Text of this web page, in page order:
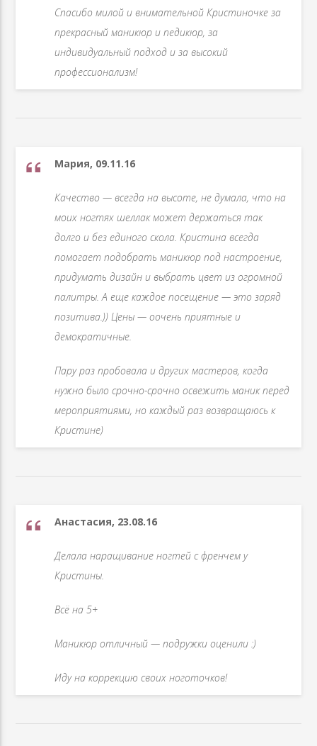
Спасибо милой и внимательной Кристиночке за
прекрасный маникюр и педикюр, за
индивидуальный подход и за высокий
профессионализм!
Мария, 09.11.16
Качество — всегда на высоте, не думала, что на
моих ногтях шеллак может держаться так
долго и без единого скола. Кристина всегда
помогает подобрать маникюр под настроение,
придумать дизайн и выбрать цвет из огромной
палитры. А еще каждое посещение — это заряд
позитива.)) Цены — оочень приятные и
демократичные.
Пару раз пробовала и других мастеров, когда
нужно было срочно-срочно освежить маник перед
мероприятиями, но каждый раз возвращаюсь к
Кристине)
Анастасия, 23.08.16
Делала наращивание ногтей с френчем у
Кристины.
Всё на 5+
Маникюр отличный — подружки оценили :)
Иду на коррекцию своих ноготочков!